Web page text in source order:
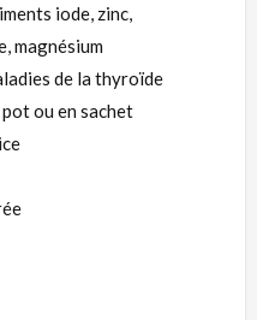
iode, zinc,
magnésium
de la thyroïde
ou en sachet